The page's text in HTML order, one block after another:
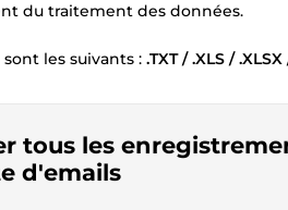
du traitement des données.
les suivants : .TXT / .XLS /
tous les
d'emails